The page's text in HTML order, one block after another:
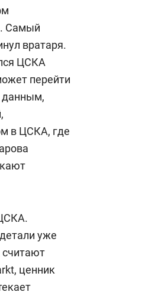
Самый
вратаря.
ЦСКА
перейти
данным,
в ЦСКА, где
уже
ценник